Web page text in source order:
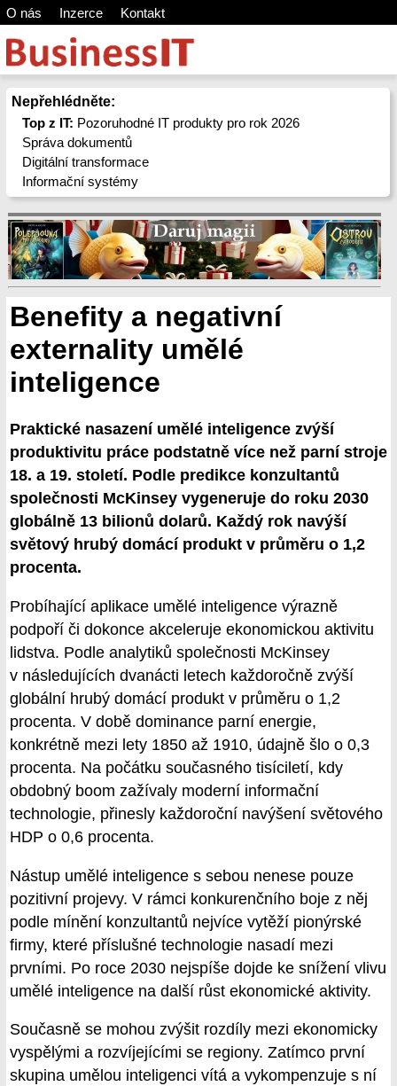
O nás Inzerce Kontakt
Nepřehlédněte:
Top z IT: Pozoruhodné IT produkty pro rok 2026
Správa dokumentů
Digitální transformace
Informační systémy
Benefity a negativní
externality umělé
inteligence
Praktické nasazení umělé inteligence zvýší
produktivitu práce podstatně více než parní stroje
18. a 19. století. Podle predikce konzultantů
společnosti McKinsey vygeneruje do roku 2030
globálně 13 bilionů dolarů. Každý rok navýší
světový hrubý domácí produkt v průměru o 1,2
procenta.
Probíhající aplikace umělé inteligence výrazně
podpoří či dokonce akceleruje ekonomickou aktivitu
lidstva. Podle analytiků společnosti McKinsey
v následujících dvanácti letech každoročně zvýší
globální hrubý domácí produkt v průměru o 1,2
procenta. V době dominance parní energie,
konkrétně mezi lety 1850 až 1910, údajně šlo o 0,3
procenta. Na počátku současného tisíciletí, kdy
obdobný boom zažívaly moderní informační
technologie, přinesly každoroční navýšení světového
HDP o 0,6 procenta.
Nástup umělé inteligence s sebou nenese pouze
pozitivní projevy. V rámci konkurenčního boje z něj
podle mínění konzultantů nejvíce vytěží pionýrské
firmy, které příslušné technologie nasadí mezi
prvními. Po roce 2030 nejspíše dojde ke snížení vlivu
umělé inteligence na další růst ekonomické aktivity.
Současně se mohou zvýšit rozdíly mezi ekonomicky
vyspělými a rozvíjejícími se regiony. Zatímco první
skupina umělou inteligenci vítá a vykompenzuje s ní